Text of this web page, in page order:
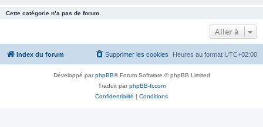
Cette catégorie n’a pas de forum.
Aller à
Index du forum Heures au format UTC+02:00
Supprimer les cookies
Développé parphpBB® Forum Software © phpBB Limited
Traduit parphpBB-fr.com
Confidentialité | Conditions